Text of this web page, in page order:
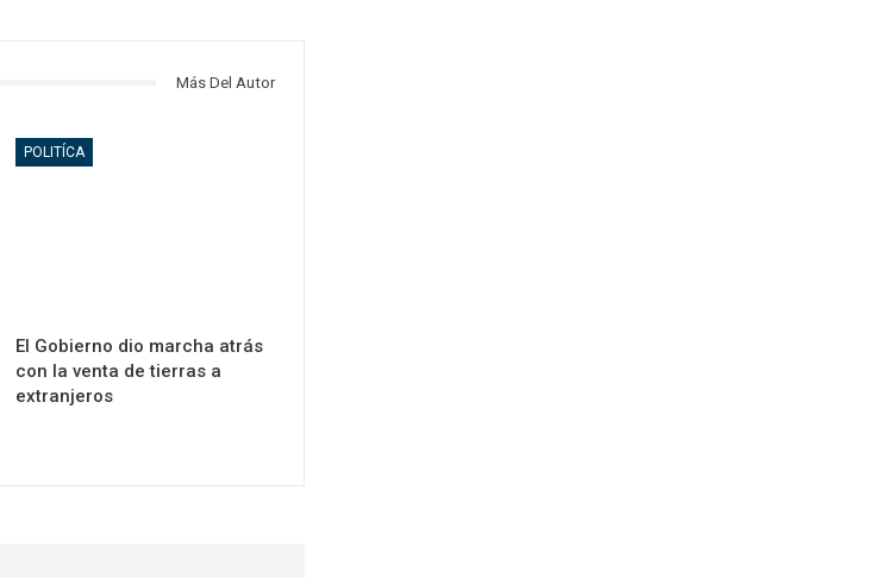
Más Del Autor
POLITÍCA
El Gobierno dio marcha atrás
con la venta de tierras a
extranjeros